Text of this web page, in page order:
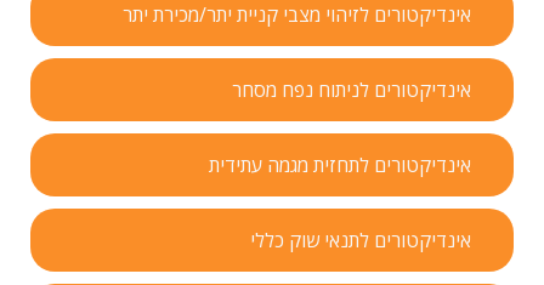
אינדיקטורים לזיהוי מצבי קניית יתר/מכירת יתר
אינדיקטורים לניתוח נפח מסחר
אינדיקטורים לתחזית מגמה עתידית
אינדיקטורים לתנאי שוק כללי